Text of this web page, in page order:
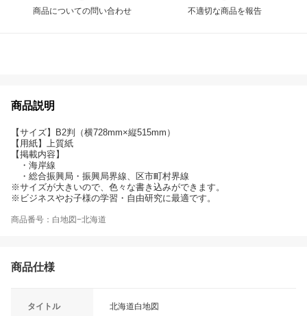
商品についての問い合わせ 不適切な商品を報告
商品説明
【サイズ】B2判（横728mm×縦515mm）
【用紙】上質紙
【掲載内容】
・海岸線
・総合振興局・振興局界線、区市町村界線
※サイズが大きいので、色々な書き込みができます。
※ビジネスやお子様の学習・自由研究に最適です。
商品番号：白地図−北海道
商品仕様
タイトル 北海道白地図